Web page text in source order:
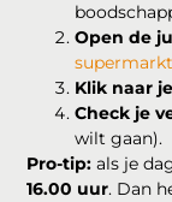
Open de
Klik naar
Check je
wilt gaan).
Pro-tip: als je
16.00 uur. Dan